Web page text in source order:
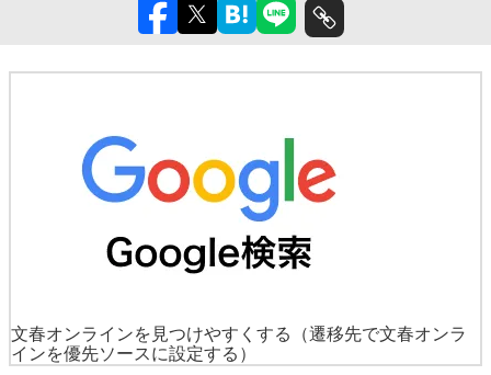
文春オンラインを見つけやすくする
（遷移先で文春オンラ
インを優先ソースに設定する）